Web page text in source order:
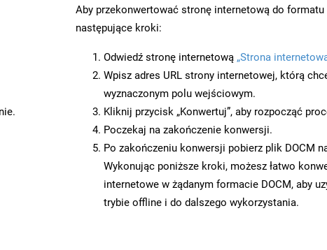
Aby przekonwertować stronę internetową do formatu
następujące kroki:
Odwiedź stronę internetową „Strona
Wpisz adres URL strony internetowej, którą
wyznaczonym polu wejściowym.
Kliknij przycisk „Konwertuj”, aby rozpocząć
Poczekaj na zakończenie konwersji.
Po zakończeniu konwersji pobierz plik DOCM
Wykonując poniższe kroki, możesz łatwo
internetowe w żądanym formacie DOCM, aby
trybie offline i do dalszego wykorzystania.